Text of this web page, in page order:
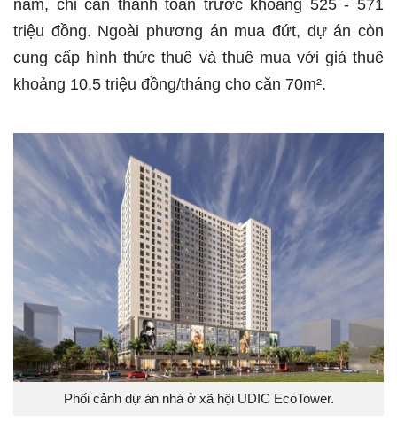
năm, chỉ cần thanh toán trước khoảng 525 - 571
triệu đồng. Ngoài phương án mua đứt, dự án còn
cung cấp hình thức thuê và thuê mua với giá thuê
khoảng 10,5 triệu đồng/tháng cho căn 70m².
Phối cảnh dự án nhà ở xã hội UDIC EcoTower.